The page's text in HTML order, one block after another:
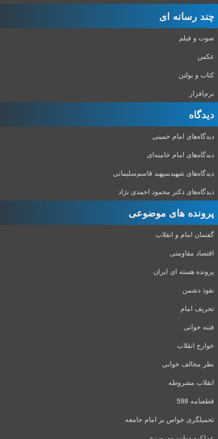
چند رسانه ای
صوت و فیلم
عکس
کتاب و بولتن
نرم‌افزار
دیدگاه‌
دیدگاه‌های امام خمینی
دیدگاه‌های امام خامنه‌ای
دیدگاه‌های شهید‌سپهبد قاسم‌سلیمانی
دیدگاه‌های دکتر محمود احمدی نژاد
پرونده های موضوعی
گفتمان امام و انقلاب
اقتصاد مقاومتی
پرونده هسته ای ایران
نفوذ دشمن
تحریف امام
فتنه خوانی
خوارج انقلاب
نظر مخالف خوانی
انقلاب مشروطه
قطعنامه 598
تحمیلگری خواص بر امام جامعه